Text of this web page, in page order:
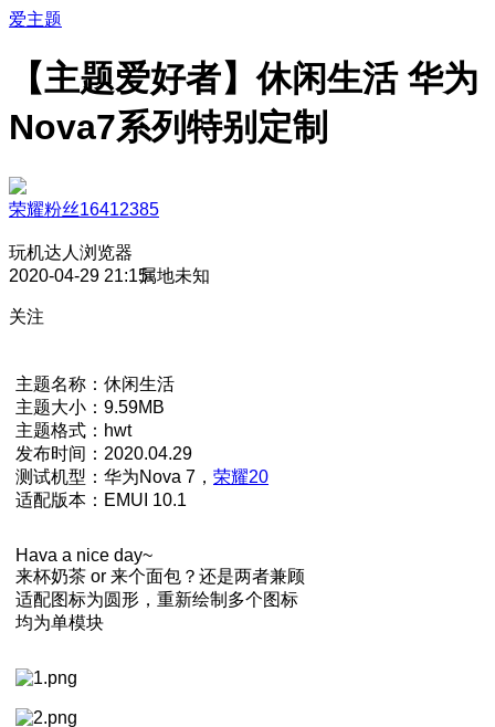
爱主题
【主题爱好者】休闲生活 华为
Nova7系列特别定制
荣耀粉丝16412385
玩机达人 浏览器
2020-04-29 21:15属地未知
关注
主题名称：休闲生活
主题大小：9.59MB
主题格式：hwt
发布时间：2020.04.29
测试机型：华为Nova 7， 荣耀20
适配版本：EMUI 10.1
Hava a nice day~
来杯奶茶 or 来个面包？还是两者兼顾
适配图标为圆形，重新绘制多个图标
均为单模块